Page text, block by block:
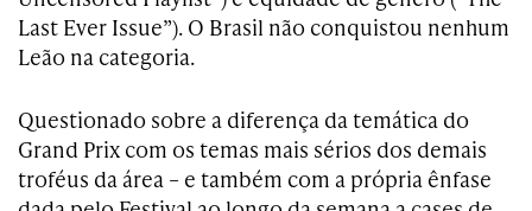
Last Ever Issue”). O Brasil não conquistou nenhum
Leão na categoria.
Questionado sobre a diferença da temática do
Grand Prix com os temas mais sérios dos demais
troféus da área – e também com a própria ênfase